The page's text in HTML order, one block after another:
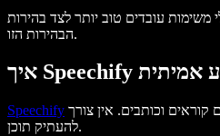
הבהירות הזו.
Speechify
להעתיק תוכן.